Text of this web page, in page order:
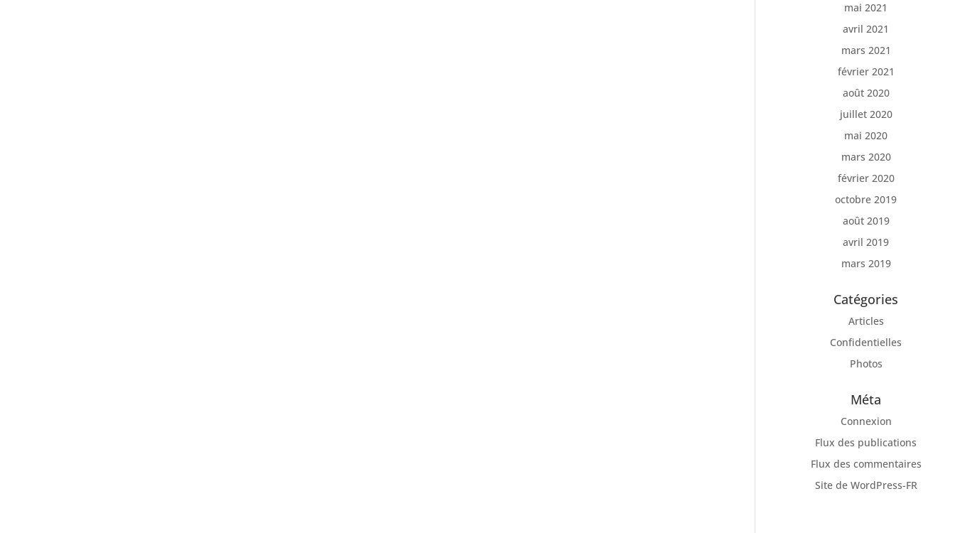
mai 2021
avril 2021
mars 2021
février 2021
août 2020
juillet 2020
mai 2020
mars 2020
février 2020
octobre 2019
août 2019
avril 2019
mars 2019
Catégories
Articles
Confidentielles
Photos
Méta
Connexion
Flux des publications
Flux des commentaires
Site de WordPress-FR